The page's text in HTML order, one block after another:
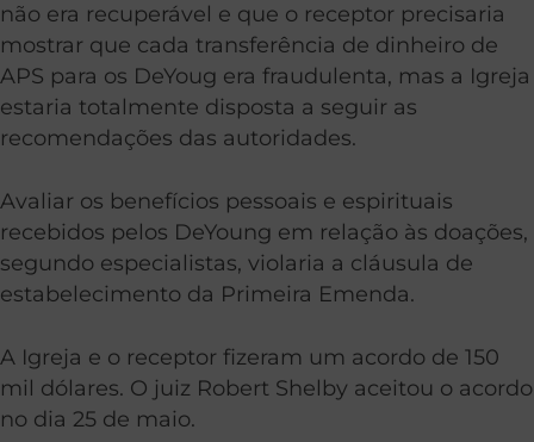
não era recuperável e que o receptor precisaria
mostrar que cada transferência de dinheiro de
APS para os DeYoug era fraudulenta, mas a Igreja
estaria totalmente disposta a seguir as
recomendações das autoridades.
Avaliar os benefícios pessoais e espirituais
recebidos pelos DeYoung em relação às doações,
segundo especialistas, violaria a cláusula de
estabelecimento da Primeira Emenda.
A Igreja e o receptor fizeram um acordo de 150
mil dólares. O juiz Robert Shelby aceitou o acordo
no dia 25 de maio.